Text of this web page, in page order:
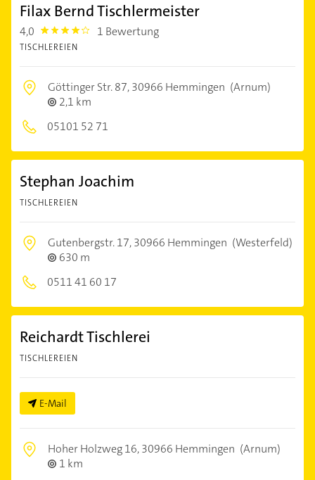
Filax Bernd Tischlermeister
4,0 4.0 1 Bewertung
TISCHLEREIEN
Göttinger Str. 87,30966 Hemmingen (Arnum)
2,1 km
05101 52 71
Stephan Joachim
TISCHLEREIEN
Gutenbergstr. 17,30966 Hemmingen (Westerfeld)
630 m
0511 41 60 17
Reichardt Tischlerei
TISCHLEREIEN
E-Mail
Hoher Holzweg 16,30966 Hemmingen (Arnum)
1 km